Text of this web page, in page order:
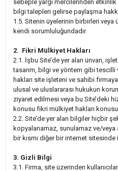
sebeple yargı mercilerinden etkinlik
bilgi talepleri gelirse paylaşma
1.5. Sitenin üyelerinin birbirleri veya
kendi sorumluluğundadır.
2. Fikri Mülkiyet Hakları
2.1. İşbu Site’de yer alan ünvan,
tasarım, bilgi ve yöntem gibi
hakları site işleteni ve sahibi
ulusal ve uluslararası hukukun
ziyaret edilmesi veya bu Site’deki
konusu fikri mülkiyet hakları
2.2. Site’de yer alan bilgiler hiçbir
kopyalanamaz, sunulamaz ve/veya
bir kısmı diğer bir internet
3. Gizli Bilgi
3.1. Firma, site üzerinden